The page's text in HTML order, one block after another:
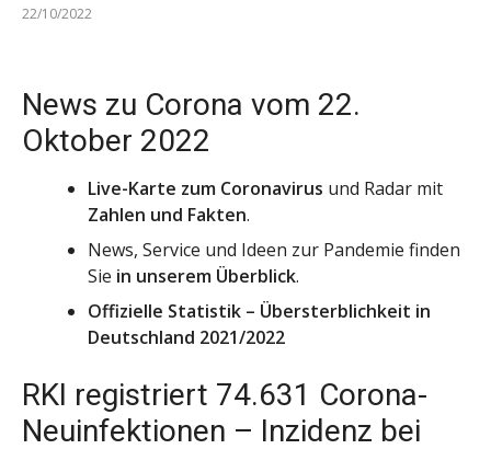
22/10/2022
News zu Corona vom 22.
Oktober 2022
Live-Karte zum Coronavirus und Radar mit
Zahlen und Fakten.
News, Service und Ideen zur Pandemie finden
Sie in unserem Überblick.
Offizielle Statistik – Übersterblichkeit in
Deutschland 2021/2022
RKI registriert 74.631 Corona-
Neuinfektionen – Inzidenz bei